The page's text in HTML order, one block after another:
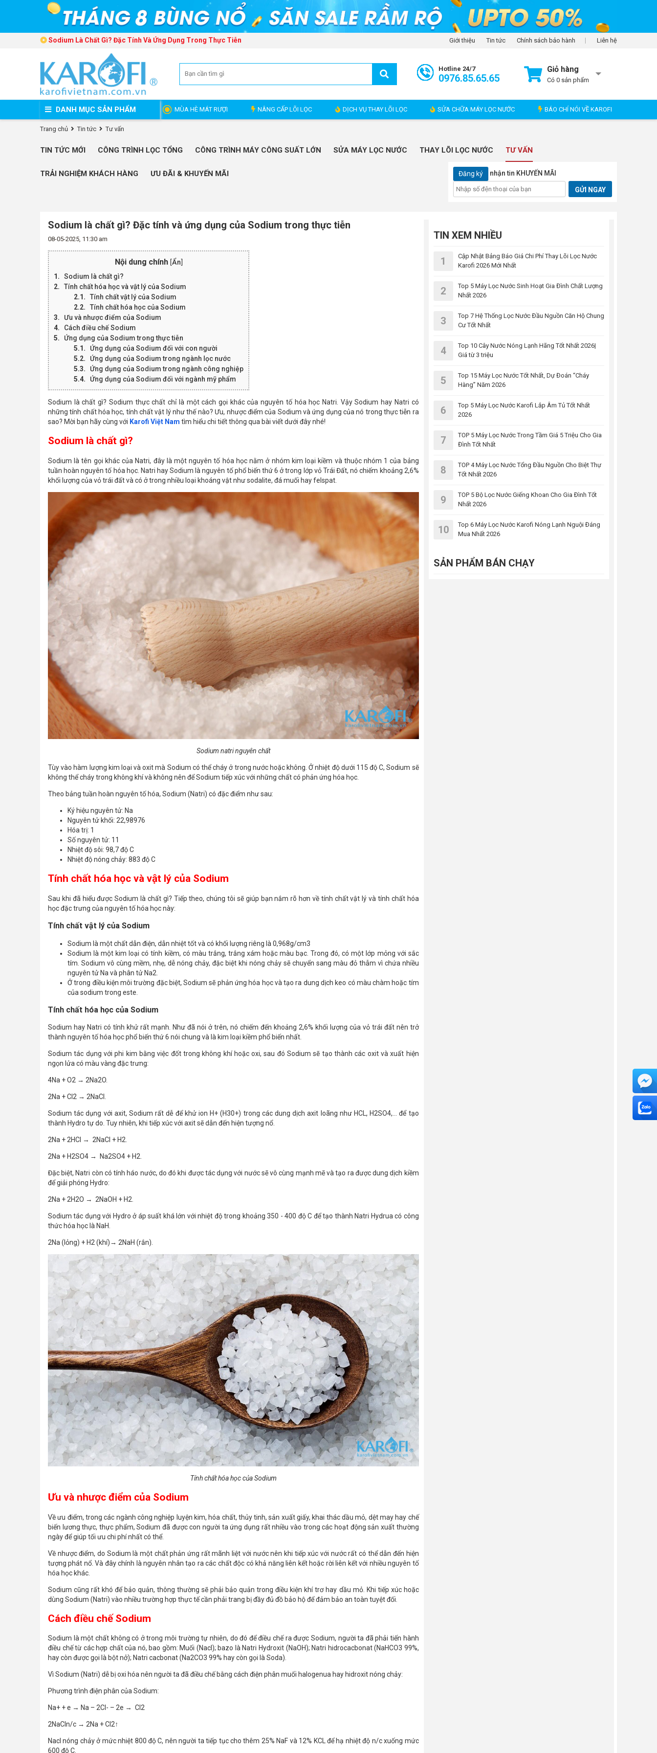
Giới thiệu Tin tức Chính sách bảo hành Liên hệ
Sodium Là Chất Gì? Đặc Tính Và Ứng Dụng Trong Thực Tiễn
Hotline 24/7
0976.85.65.65
Giỏ hàng
Có 0 sản phẩm
DANH MỤC SẢN PHẨM MÙA HÈ MÁT RƯỢI NÂNG CẤP LÕI LỌC DỊCH VỤ THAY LÕI LỌC SỬA CHỮA MÁY LỌC NƯỚC BÁO CHÍ NÓI VỀ KAROFI
Trang chủ Tin tức Tư vấn
TIN TỨC MỚI CÔNG TRÌNH LỌC TỔNG CÔNG TRÌNH MÁY CÔNG SUẤT LỚN SỬA MÁY LỌC NƯỚC THAY LÕI LỌC NƯỚC TƯ VẤN
TRẢI NGHIỆM KHÁCH HÀNG ƯU ĐÃI & KHUYẾN MÃI Đăng ký nhận tin KHUYẾN MÃI
GỬI NGAY
Sodium là chất gì? Đặc tính và ứng dụng của Sodium trong thực tiễn
08-05-2025, 11:30 am
Nội dung chính [Ẩn
Sodium là chất gì?
Tính chất hóa học và vật lý của Sodium
Tính chất vật lý của Sodium
Tính chất hóa học của Sodium
Ưu và nhược điểm của Sodium
Cách điều chế Sodium
Ứng dụng của Sodium trong thực tiễn
Ứng dụng của Sodium đối với con người
Ứng dụng của Sodium trong ngành lọc nước
Ứng dụng của Sodium trong ngành công nghiệp
Ứng dụng của Sodium đối với ngành mỹ phẩm
Sodium là chất gì? Sodium thực chất chỉ là một cách gọi khác của nguyên tố hóa học Natri. Vậy Sodium hay Natri có
những tính chất hóa học, tính chất vật lý như thế nào? Ưu, nhược điểm của Sodium và ứng dụng của nó trong thực tiễn ra
sao? Mời bạn hãy cùng với Karofi Việt Nam tìm hiểu chi tiết thông qua bài viết dưới đây nhé!
Sodium là chất gì?
Sodium là tên gọi khác của Natri, đây là một nguyên tố hóa học nằm ở nhóm kim loại kiềm và thuộc nhóm 1 của bảng
tuần hoàn nguyên tố hóa học. Natri hay Sodium là nguyên tố phổ biến thứ 6 ở trong lớp vỏ Trái Đất, nó chiếm khoảng 2,6%
khối lượng của vỏ trái đất và có ở trong nhiều loại khoáng vật như sodalite, đá muối hay felspat.
Sodium natri nguyên chất
Tùy vào hàm lượng kim loại và oxit mà Sodium có thể cháy ở trong nước hoặc không. Ở nhiệt độ dưới 115 độ C, Sodium sẽ
không thể cháy trong không khí và không nên để Sodium tiếp xúc với những chất có phản ứng hóa học.
Theo bảng tuần hoàn nguyên tố hóa, Sodium (Natri) có đặc điểm như sau:
Ký hiệu nguyên tử: Na
Nguyên tử khối: 22,98976
Hóa trị: 1
Số nguyên tử: 11
Nhiệt độ sôi: 98,7 độ C
Nhiệt độ nóng chảy: 883 độ C
Tính chất hóa học và vật lý của Sodium
Sau khi đã hiểu được Sodium là chất gì? Tiếp theo, chúng tôi sẽ giúp bạn nắm rõ hơn về tính chất vật lý và tính chất hóa
học đặc trưng của nguyên tố hóa học này:
Tính chất vật lý của Sodium
Sodium là một chất dẫn điện, dẫn nhiệt tốt và có khối lượng riêng là 0,968g/cm3
Sodium là một kim loại có tính kiềm, có màu trắng, trắng xám hoặc màu bạc. Trong đó, có một lớp mỏng với sắc
tím. Sodium vô cùng mềm, nhẹ, dễ nóng chảy, đặc biệt khi nóng chảy sẽ chuyển sang màu đỏ thẫm vì chứa nhiều
nguyên tử Na và phân tử Na2.
Ở trong điều kiện môi trường đặc biệt, Sodium sẽ phản ứng hóa học và tạo ra dung dịch keo có màu chàm hoặc tím
của sodium trong este.
Tính chất hóa học của Sodium
Sodium hay Natri có tính khử rất mạnh. Như đã nói ở trên, nó chiếm đến khoảng 2,6% khối lượng của vỏ trái đất nên trở
thành nguyên tố hóa học phổ biến thứ 6 nói chung và là kim loại kiềm phổ biến nhất.
Sodium tác dụng với phi kim bằng việc đốt trong không khí hoặc oxi, sau đó Sodium sẽ tạo thành các oxit và xuất hiện
ngọn lửa có màu vàng đặc trưng:
4Na + O2 → 2Na2O.
2Na + Cl2 → 2NaCl.
Sodium tác dụng với axit, Sodium rất dễ để khử ion H+ (H30+) trong các dung dịch axit loãng như HCL, H2SO4,... để tạo
thành Hydro tự do. Tuy nhiên, khi tiếp xúc với axit sẽ dẫn đến hiện tượng nổ.
2Na + 2HCl → 2NaCl + H2.
2Na + H2SO4 → Na2SO4 + H2.
Đặc biệt, Natri còn có tính háo nước, do đó khi được tác dụng với nước sẽ vô cùng mạnh mẽ và tạo ra được dung dịch kiềm
để giải phóng Hydro:
2Na + 2H2O → 2NaOH + H2.
Sodium tác dụng với Hydro ở áp suất khá lớn với nhiệt độ trong khoảng 350 - 400 độ C để tạo thành Natri Hydrua có công
thức hóa học là NaH.
2Na (lỏng) + H2 (khí)→ 2NaH (rắn).
Tính chất hóa học của Sodium
Ưu và nhược điểm của Sodium
Về ưu điểm, trong các ngành công nghiệp luyện kim, hóa chất, thủy tinh, sản xuất giấy, khai thác dầu mỏ, dệt may hay chế
biến lương thực, thực phẩm, Sodium đã được con người ta ứng dụng rất nhiều vào trong các hoạt động sản xuất thường
ngày để giúp tối ưu chi phí nhất có thể.
Về nhược điểm, do Sodium là một chất phản ứng rất mãnh liệt với nước nên khi tiếp xúc với nước rất có thể dẫn đến hiện
tượng phát nổ. Và đây chính là nguyên nhân tạo ra các chất độc có khả năng liên kết hoặc rời liên kết với nhiều nguyên tố
hóa học khác.
Sodium cũng rất khó để bảo quản, thông thường sẽ phải bảo quản trong điều kiện khí trơ hay dầu mỏ. Khi tiếp xúc hoặc
dùng Sodium (Natri) vào nhiều trường hợp thực tế cần phải trang bị đầy đủ đồ bảo hộ để đảm bảo an toàn tuyệt đối.
Cách điều chế Sodium
Sodium là một chất không có ở trong môi trường tự nhiên, do đó để điều chế ra được Sodium, người ta đã phải tiến hành
điều chế từ các hợp chất của nó, bao gồm: Muối (Nacl); bazo là Natri Hydroxit (NaOH); Natri hidrocacbonat (NaHCO3 99%,
hay còn được gọi là bột nở); Natri cacbonat (Na2CO3 99% hay còn gọi là Soda).
Vì Sodium (Natri) dễ bị oxi hóa nên người ta đã điều chế bằng cách điện phân muối halogenua hay hidroxit nóng chảy:
Phương trình điện phân của Sodium:
Na+ + e → Na – 2Cl- – 2e → Cl2
2NaCln/c → 2Na + Cl2↑
Nacl nóng chảy ở mức nhiệt 800 độ C, nên người ta tiếp tục cho thêm 25% NaF và 12% KCL để hạ nhiệt độ n/c xuống mức
600 độ C.
TIN XEM NHIỀU
1
Cập Nhật Bảng Báo Giá Chi Phí Thay Lõi Lọc Nước
Karofi 2026 Mới Nhất
2
Top 5 Máy Lọc Nước Sinh Hoạt Gia Đình Chất Lượng
Nhất 2026
3
Top 7 Hệ Thống Lọc Nước Đầu Nguồn Căn Hộ Chung
Cư Tốt Nhất
4
Top 10 Cây Nước Nóng Lạnh Hãng Tốt Nhất 2026|
Giá từ 3 triệu
5
Top 15 Máy Lọc Nước Tốt Nhất, Dự Đoán “Cháy
Hàng” Năm 2026
6
Top 5 Máy Lọc Nước Karofi Lắp Âm Tủ Tốt Nhất
2026
7
TOP 5 Máy Lọc Nước Trong Tầm Giá 5 Triệu Cho Gia
Đình Tốt Nhất
8
TOP 4 Máy Lọc Nước Tổng Đầu Nguồn Cho Biệt Thự
Tốt Nhất 2026
9
TOP 5 Bộ Lọc Nước Giếng Khoan Cho Gia Đình Tốt
Nhất 2026
10
Top 6 Máy Lọc Nước Karofi Nóng Lạnh Nguội Đáng
Mua Nhất 2026
SẢN PHẨM BÁN CHẠY